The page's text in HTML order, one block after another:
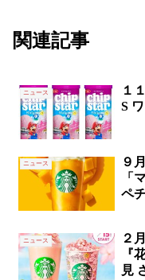
関連記事
ニュース
１
S
ニュース
９
「
ペ
ニュース
２
『
見